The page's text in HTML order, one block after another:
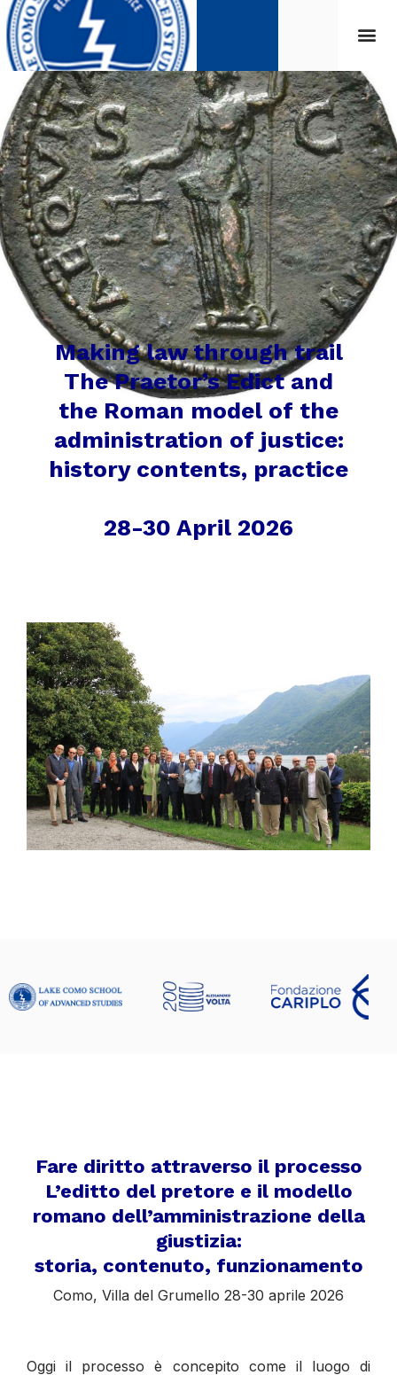
Making law through trail
The Praetor’s Edict and
the Roman model of the
administration of justice:
history contents, practice
28-30 April 2026
Fare diritto attraverso il processo
L’editto del pretore e il modello
romano dell’amministrazione della
giustizia:
storia, contenuto, funzionamento
Como, Villa del Grumello 28-30 aprile 2026
Oggi il processo è concepito come il luogo di